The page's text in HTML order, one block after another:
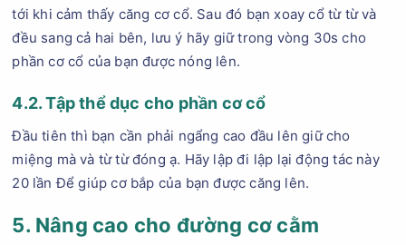
tới khi cảm thấy căng cơ cổ. Sau đó bạn xoay cổ từ từ và
đều sang cả hai bên, lưu ý hãy giữ trong vòng 30s cho
phần cơ cổ của bạn được nóng lên.
4.2. Tập thể dục cho phần cơ cổ
Đầu tiên thì bạn cần phải ngẩng cao đầu lên giữ cho
miệng mà và từ từ đóng ạ. Hãy lập đi lập lại động tác này
20 lần Để giúp cơ bắp của bạn được căng lên.
5. Nâng cao cho đường cơ cằm